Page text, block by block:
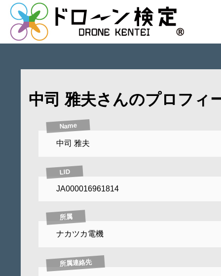
中司 雅夫さんのプロフィ
Name
中司 雅夫
LID
JA000016961814
所属
ナカツカ電機
所属連絡先